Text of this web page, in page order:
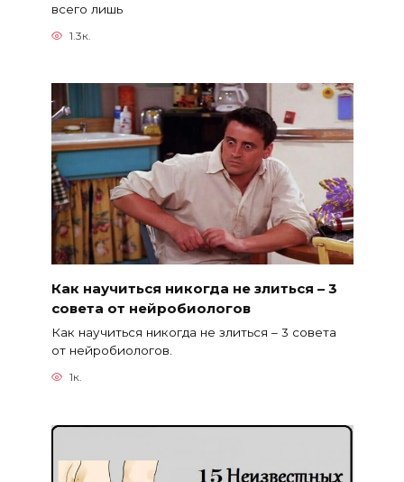
всего лишь
1.3к.
Как научиться никогда не злиться – 3
совета от нейробиологов
Как научиться никогда не злиться – 3 совета
от нейробиологов.
1к.